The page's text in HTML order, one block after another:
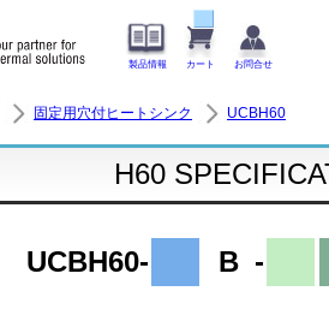
製品情報 カート お問合せ
固定用穴付ヒートシンク UCBH60
H60
UCBH60- B -